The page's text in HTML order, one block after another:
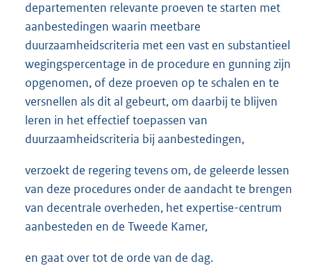
departementen relevante proeven te starten met
aanbestedingen waarin meetbare
duurzaamheidscriteria met een vast en substantieel
wegingspercentage in de procedure en gunning zijn
opgenomen, of deze proeven op te schalen en te
versnellen als dit al gebeurt, om daarbij te blijven
leren in het effectief toepassen van
duurzaamheidscriteria bij aanbestedingen,
verzoekt de regering tevens om, de geleerde lessen
van deze procedures onder de aandacht te brengen
van decentrale overheden, het expertise-centrum
aanbesteden en de Tweede Kamer,
en gaat over tot de orde van de dag.